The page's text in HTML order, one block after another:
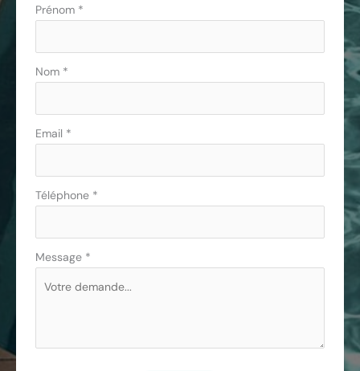
Formulaire
avec
téléphone
Prénom *
Nom *
Email *
Téléphone *
Message *